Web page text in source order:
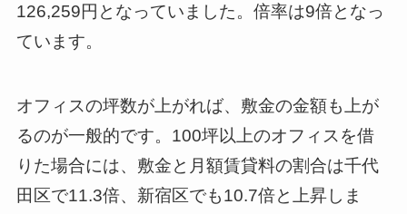
126,259円となっていました。倍率は9倍となっ
ています。
オフィスの坪数が上がれば、敷金の金額も上が
るのが一般的です。100坪以上のオフィスを借
りた場合には、敷金と月額賃貸料の割合は千代
田区で11.3倍、新宿区でも10.7倍と上昇しま